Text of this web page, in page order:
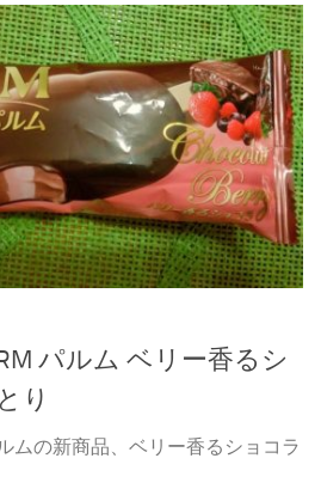
パルム ベリー香るシ
り
ムの新商品、ベリー香るショコラ